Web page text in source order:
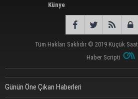
Künye
Tüm Hakları Saklıdır © 2019 Küçük Saat
Haber Scripti
Günün Öne Çıkan Haberleri